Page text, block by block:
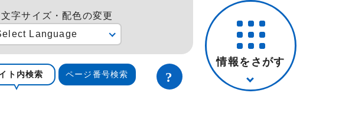
文字サイズ・配色の変更
Language
ト内検索 ページ番号検索
情報をさがす